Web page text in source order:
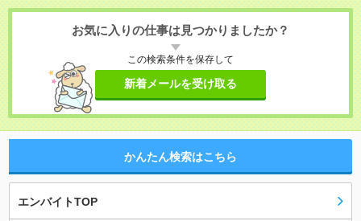
お気に入りの仕事は見つかりましたか？
この検索条件を保存して
新着メールを受け取る
かんたん検索はこちら
エンバイトTOP